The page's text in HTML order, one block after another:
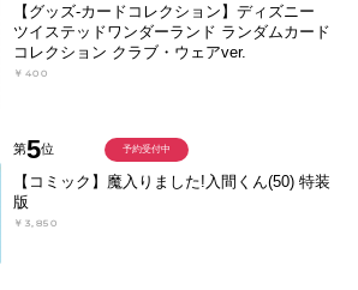
【グッズ-カードコレクション】ディズニー
ツイステッドワンダーランド ランダムカード
コレクション クラブ・ウェアver.
￥400
第5位
【コミック】魔入りました!入間くん(50) 特装
版
￥3,850
予約受付中